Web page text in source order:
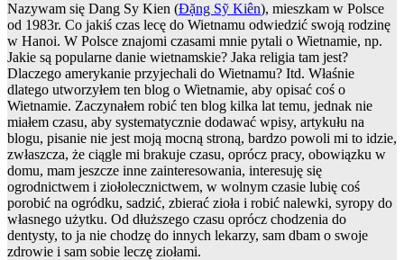
Nazywam się Dang Sy Kien (Đặng Sỹ Kiên), mieszkam w Polsce
od 1983r. Co jakiś czas lecę do Wietnamu odwiedzić swoją rodzinę
w Hanoi. W Polsce znajomi czasami mnie pytali o Wietnamie, np.
Jakie są popularne danie wietnamskie? Jaka religia tam jest?
Dlaczego amerykanie przyjechali do Wietnamu? Itd. Właśnie
dlatego utworzyłem ten blog o Wietnamie, aby opisać coś o
Wietnamie. Zaczynałem robić ten blog kilka lat temu, jednak nie
miałem czasu, aby systematycznie dodawać wpisy, artykułu na
blogu, pisanie nie jest moją mocną stroną, bardzo powoli mi to idzie,
zwłaszcza, że ciągle mi brakuje czasu, oprócz pracy, obowiązku w
domu, mam jeszcze inne zainteresowania, interesuję się
ogrodnictwem i ziołolecznictwem, w wolnym czasie lubię coś
porobić na ogródku, sadzić, zbierać zioła i robić nalewki, syropy do
własnego użytku. Od dłuższego czasu oprócz chodzenia do
dentysty, to ja nie chodzę do innych lekarzy, sam dbam o swoje
zdrowie i sam sobie leczę ziołami.